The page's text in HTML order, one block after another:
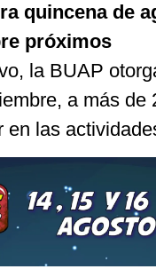
quincena de
próximos
la BUAP
a más
las